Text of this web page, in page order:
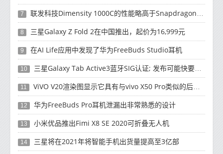
7 联发科技Dimensity 1000C的性能略高于Snapdragon 765G
8 三星Galaxy Z Fold 2在中国推出，起价为16,999元
9 在AI Life应用中发现了华为FreeBuds Studio耳机
10 三星Galaxy Tab Active3蓝牙SIG认证; 发布可能快要结束了
11 ViVO V20渲染图显示它具有与vivo X50 Pro类似的后部设计
12 华为FreeBuds Pro耳机泄漏出非常熟悉的设计
13 小米优品推出Fimi X8 SE 2020可折叠无人机
14 三星将在2021年将智能手机出货量提高至3亿部